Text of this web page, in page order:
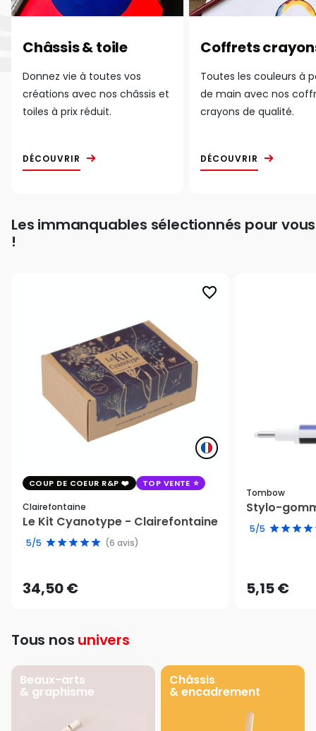
Châssis & toile
Donnez vie à toutes vos
créations avec nos châssis et
toiles à prix réduit.
DÉCOUVRIR
Coffrets
Toutes les couleurs à
de main avec nos
crayons de qualité.
DÉCOUVRIR
Les immanquables sélectionnés pour vous
!
favorite_border
COUP DE COEUR R&P TOP VENTE
Clairefontaine
Le Kit Cyanotype - Clairefontaine
5/5 (6 avis)
34,50 €
Tombow
Stylo-
5/5
5,15 €
Tous nos univers
Beaux-arts
& graphisme
Châssis
& encadrement